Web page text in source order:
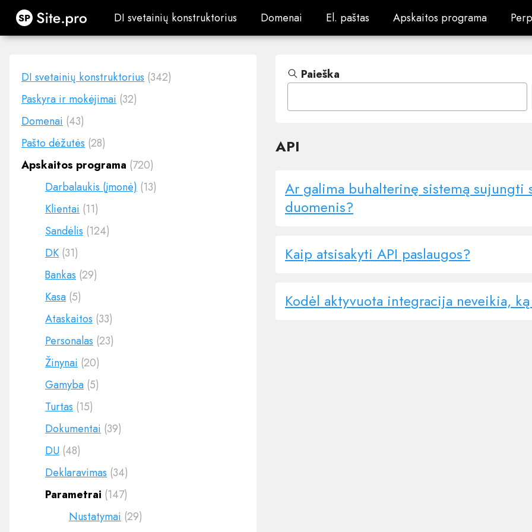
Site.pro DI svetainių konstruktorius
DI svetainių konstruktorius Domenai
Domenai El. paštas
El. paštas Apskaitos programa
Apskaitos programa
DI svetainių konstruktorius (342)
Paskyra ir mokėjimai (32)
Domenai (43)
Pašto dėžutės (28)
Apskaitos programa (720)
Darbalaukis (įmonė) (13)
Klientai (11)
Sandėlis (124)
DK (31)
Bankas (29)
Kasa (5)
Ataskaitos (33)
Personalas (23)
Žinynai (20)
Gamyba (5)
Turtas (15)
Dokumentai (39)
DU (48)
Deklaravimas (34)
Parametrai (147)
Nustatymai (29)
Paieška
API
Ar galima buhalterinę sistemą
duomenis?
Kaip atsisakyti API paslaugos?
Kodėl aktyvuota integracija neveikia,